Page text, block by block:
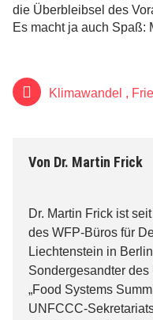
Von Dr. Martin Frick
Dr. Martin Frick ist
des WFP-Büros für
Liechtenstein in
Sondergesandter
„Food Systems
UNFCCC-
die Überbleibsel des
Es macht ja auch Spaß:
Klimawandel ,